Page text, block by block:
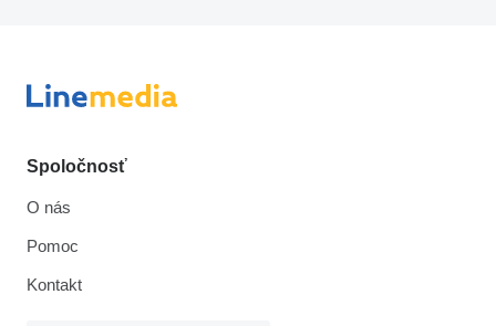
Spoločnosť
O nás
Pomoc
Kontakt